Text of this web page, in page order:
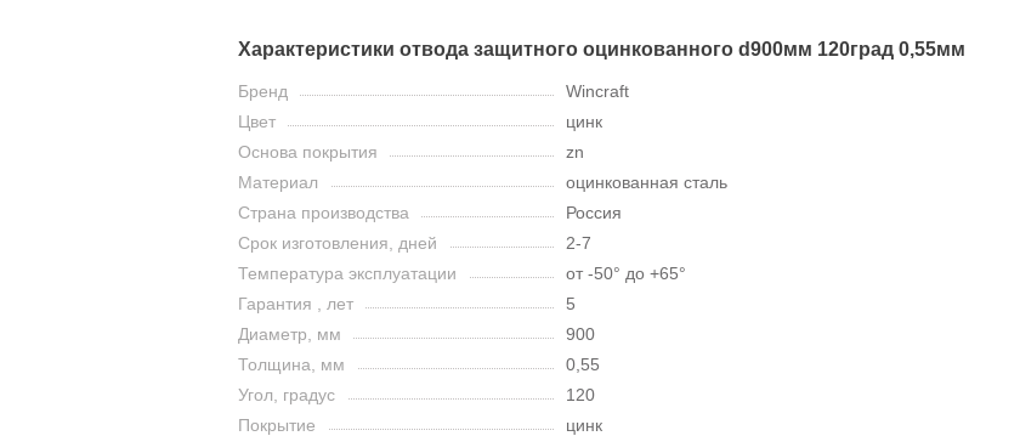
Характеристики отвода защитного оцинкованного d900мм 120град 0,55мм
Бренд
Wincraft
Цвет
цинк
Основа покрытия
zn
Материал
оцинкованная сталь
Страна производства
Россия
Срок изготовления, дней
2-7
Температура эксплуатации
от -50° до +65°
Гарантия , лет
5
Диаметр, мм
900
Толщина, мм
0,55
Угол, градус
120
Покрытие
цинк